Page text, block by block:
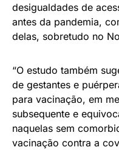
desigualdades de
antes da pandemia,
delas, sobretudo no
“O estudo também
de gestantes e
para vacinação, em
subsequente e
naquelas sem
vacinação contra a